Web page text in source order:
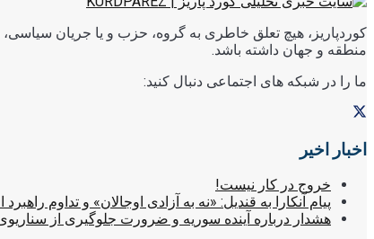
کوردپاریز، هیچ تعلق خاطری به گروه، حزب و یا جریان
منطقه و جهان داشته باشد.
ما را در شبکه های اجتماعی دنبال کنید:
اخبار اخیر
خروج در کار نیست!
پیام آنکارا به قندیل: «نه به آزادی اوجالان» و تداوم
هشدار درباره آینده سوریه و ضرورت جلوگیری از